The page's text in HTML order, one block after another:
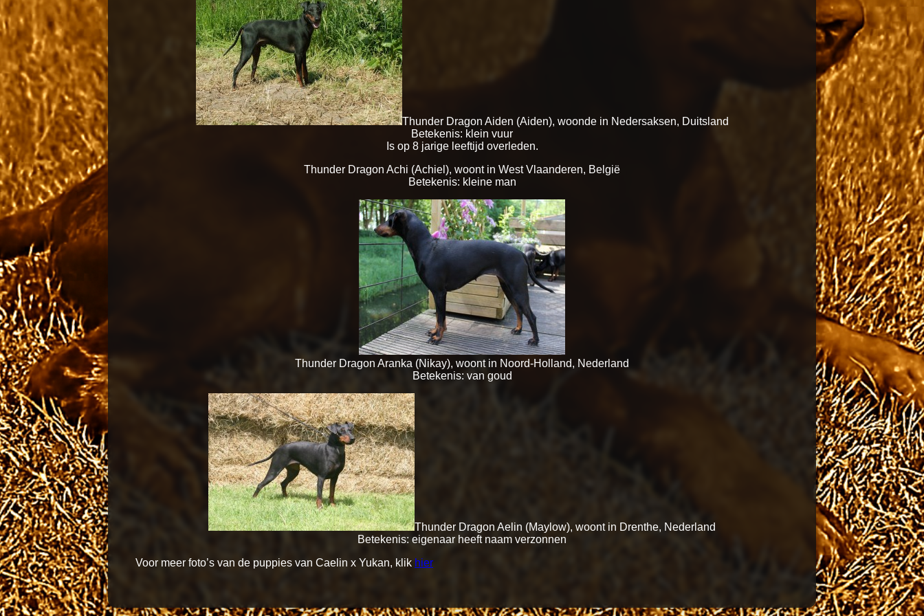
Thunder Dragon Aiden (Aiden), woonde in Nedersaksen, Duitsland
Betekenis: klein vuur
Is op 8 jarige leeftijd overleden.
Thunder Dragon Achi (Achiel), woont in West Vlaanderen, België
Betekenis: kleine man
Thunder Dragon Aranka (Nikay), woont in Noord-Holland, Nederland
Betekenis: van goud
Thunder Dragon Aelin (Maylow), woont in Drenthe, Nederland
Betekenis: eigenaar heeft naam verzonnen
Voor meer foto’s van de puppies van Caelin x Yukan, klik hier